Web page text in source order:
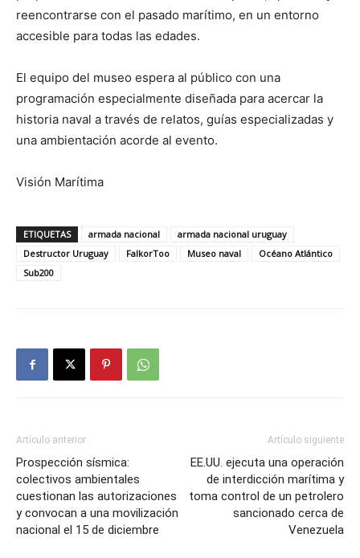
reencontrarse con el pasado marítimo, en un entorno
accesible para todas las edades.
El equipo del museo espera al público con una
programación especialmente diseñada para acercar la
historia naval a través de relatos, guías especializadas y
una ambientación acorde al evento.
Visión Marítima
ETIQUETAS armada nacional
armada nacional uruguay
Destructor Uruguay
FalkorToo Museo naval
Océano Atlántico
Sub200
Artículo anterior
Prospección sísmica:
colectivos ambientales
cuestionan las autorizaciones
y convocan a una movilización
nacional el 15 de diciembre
Artículo siguiente
EE.UU. ejecuta una operación
de interdicción marítima y
toma control de un petrolero
sancionado cerca de
Venezuela